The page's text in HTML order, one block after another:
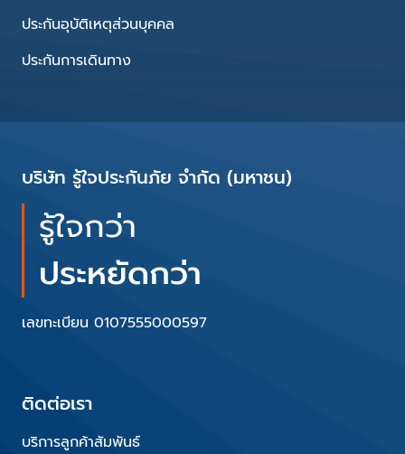
ประกันอุบัติเหตุส่วนบุคคล
ประกันการเดินทาง
บริษัท รู้ใจประกันภัย จำกัด (มหาชน)
รู้ใจกว่า
ประหยัดกว่า
เลขทะเบียน 0107555000597
ติดต่อเรา
บริการลูกค้าสัมพันธ์